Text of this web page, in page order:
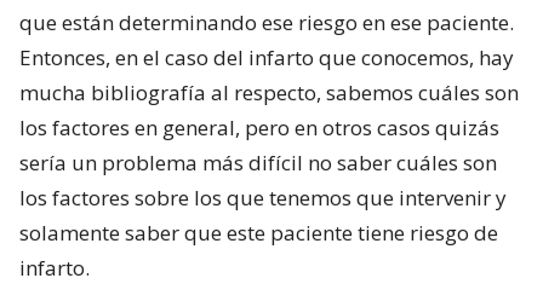
que están determinando ese riesgo en ese paciente.
Entonces, en el caso del infarto que conocemos, hay
mucha bibliografía al respecto, sabemos cuáles son
los factores en general, pero en otros casos quizás
sería un problema más difícil no saber cuáles son
los factores sobre los que tenemos que intervenir y
solamente saber que este paciente tiene riesgo de
infarto.